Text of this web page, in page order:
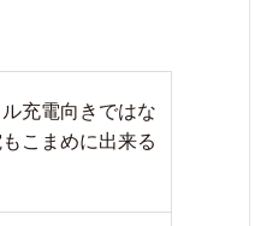
充電向きではな
こまめに出来る